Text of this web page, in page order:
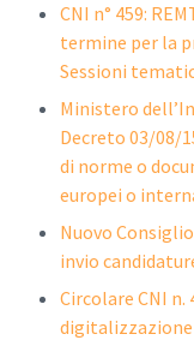
CNI n° 459:
termine per la
Sessioni
Ministero
Decreto 03/08/
di norme o
europei o
Nuovo
invio
Circolare CNI n.